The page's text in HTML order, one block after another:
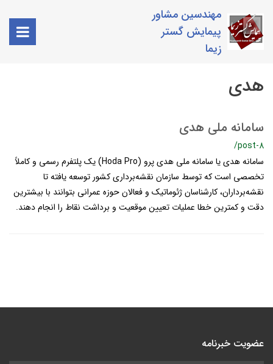
مهندسین مشاور
پیمایش گستر
زیما
هدی
سامانه ملی هدی
/post-8
سامانه هدی یا سامانه ملی هدی پرو (Hoda Pro) یک پلتفرم رسمی و کاملاً
تخصصی است که توسط سازمان نقشه‌برداری کشور توسعه یافته تا
نقشه‌برداران، کارشناسان ژئوماتیک و فعالان حوزه عمرانی بتوانند با بیشترین
دقت و کمترین خطا عملیات تعیین موقعیت و برداشت نقاط را انجام دهند.
عضویت خبرنامه